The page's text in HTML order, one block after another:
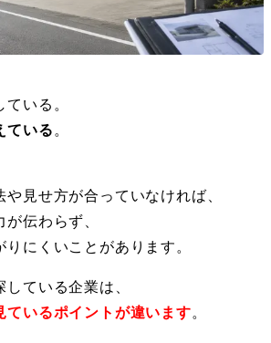
ている。
ている 。
見せ方が合っていなければ、
伝わらず、
にくいことがあります。
ている企業は、
ているポイントが違います。